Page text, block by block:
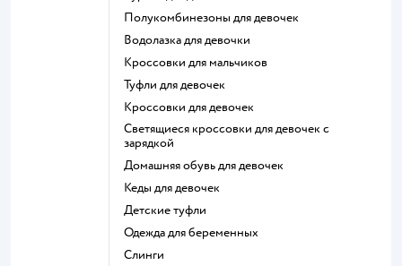
Полукомбинезоны для девочек
Водолазка для девочки
Кроссовки для мальчиков
Туфли для девочек
Кроссовки для девочек
Светящиеся кроссовки для девочек с
зарядкой
Домашняя обувь для девочек
Кеды для девочек
Детские туфли
Одежда для беременных
Слинги